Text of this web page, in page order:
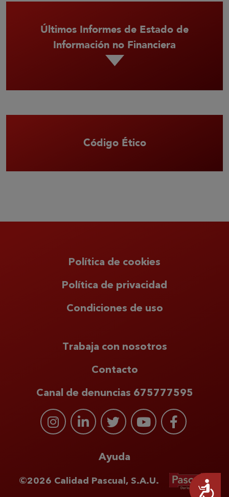
Accesibilidad
Últimos Informes de Estado de
Información no Financiera
Código Ético
Política de cookies
Política de privacidad
Condiciones de uso
Trabaja con nosotros
Contacto
Canal de denuncias 675777595
Ayuda
©2026 Calidad Pascual, S.A.U.